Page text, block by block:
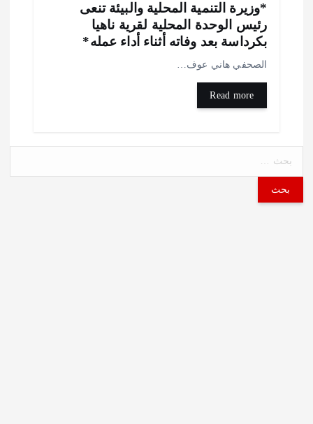
التنمية المحلية والبيئة تنعى
الوحدة المحلية لقرية ناهيا
بعد وفاته أثناء أداء عمله*
هاني عوف…